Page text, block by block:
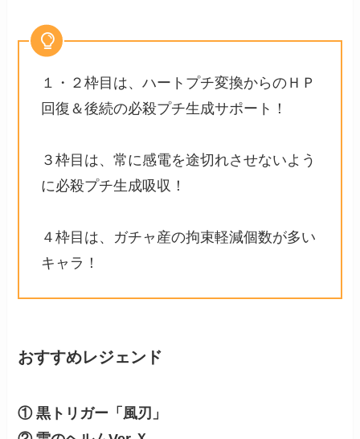
１・２枠目は、ハートプチ変換からのＨＰ
回復＆後続の必殺プチ生成サポート！
３枠目は、常に感電を途切れさせないよう
に必殺プチ生成吸収！
４枠目は、ガチャ産の拘束軽減個数が多い
キャラ！
おすすめレジェンド
① 黒トリガー「風刃」